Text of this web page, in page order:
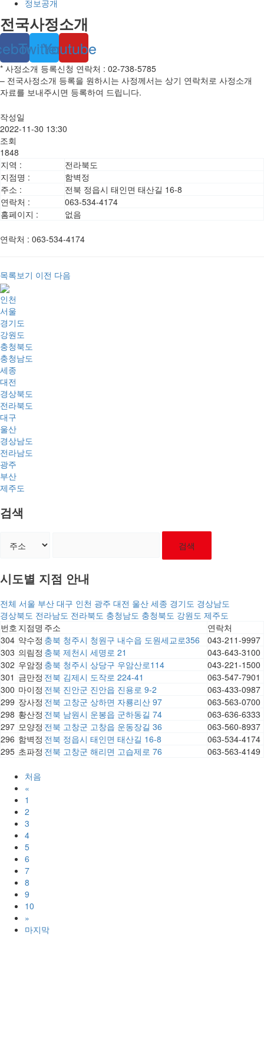
정보공개
전국사정소개
TwitterYoutube
* 사정소개 등록신청 연락처 : 02-738-5785
– 전국사정소개 등록을 원하시는 사정께서는 상기 연락처로 사정소개
자료를 보내주시면 등록하여 드립니다.
작성일
2022-11-30 13:30
조회
1848
지역 :
전라북도
지점명 :
함벽정
주소 :
전북 정읍시 태인면 태산길 16-8
연락처 :
063-534-4174
홈페이지 :
없음
연락처 : 063-534-4174
목록보기 이전 다음
인천
서울
경기도
강원도
충청북도
충청남도
세종
대전
경상북도
전라북도
대구
울산
경상남도
전라남도
광주
부산
제주도
검색
검색
시도별 지점 안내
전체 서울 부산 대구 인천 광주 대전 울산 세종 경기도 경상남도
경상북도 전라남도 전라북도 충청남도 충청북도 강원도 제주도
번호 지점명 주소
연락처
304 약수정 충북 청주시 청원구 내수읍 도원세교로356
043-211-9997
303 의림정 충북 제천시 세명로 21
043-643-3100
302 우암정 충북 청주시 상당구 우암산로114
043-221-1500
301 금만정 전북 김제시 도작로 224-41
063-547-7901
300 마이정 전북 진안군 진안읍 진용로 9-2
063-433-0987
299 장사정 전북 고창군 상하면 자룡리산 97
063-563-0700
298 황산정 전북 남원시 운봉읍 군하동길 74
063-636-6333
297 모양정 전북 고창군 고창읍 운동장길 36
063-560-8937
296 함벽정 전북 정읍시 태인면 태산길 16-8
063-534-4174
295 초파정 전북 고창군 해리면 고습제로 76 063-563-4149
처음
«
1
2
3
4
5
6
7
8
9
10
»
마지막